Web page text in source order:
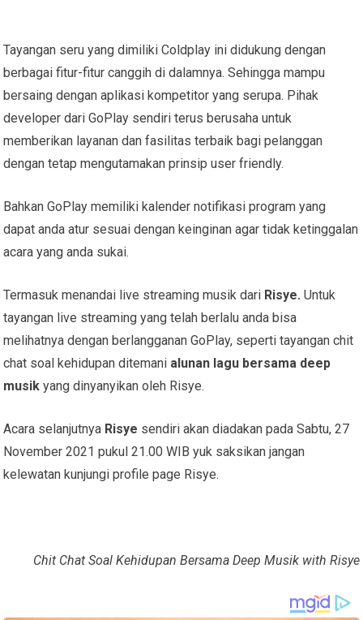
Tayangan seru yang dimiliki Coldplay ini didukung dengan
berbagai fitur-fitur canggih di dalamnya. Sehingga mampu
bersaing dengan aplikasi kompetitor yang serupa. Pihak
developer dari GoPlay sendiri terus berusaha untuk
memberikan layanan dan fasilitas terbaik bagi pelanggan
dengan tetap mengutamakan prinsip user friendly.
Bahkan GoPlay memiliki kalender notifikasi program yang
dapat anda atur sesuai dengan keinginan agar tidak ketinggalan
acara yang anda sukai.
Termasuk menandai live streaming musik dari Risye. Untuk
tayangan live streaming yang telah berlalu anda bisa
melihatnya dengan berlangganan GoPlay, seperti tayangan chit
chat soal kehidupan ditemani alunan lagu bersama deep
musik yang dinyanyikan oleh Risye.
Acara selanjutnya Risye sendiri akan diadakan pada Sabtu, 27
November 2021 pukul 21.00 WIB yuk saksikan jangan
kelewatan kunjungi profile page Risye.
Chit Chat Soal Kehidupan Bersama Deep Musik with Risye